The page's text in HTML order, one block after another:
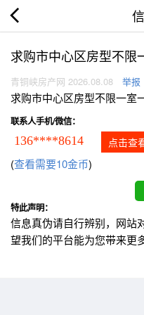
求购市中心区房型不限
青铜峡房产网 2026.08.08 举报
求购市中心区房型不限一室
联系人手机/微信：
136****8614 点击查
(查看需要10金币)
特此声明：
信息真伪请自行辨别，网站
望我们的平台能为您带来更